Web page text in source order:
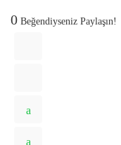
0 Beğendiyseniz Paylaşın!